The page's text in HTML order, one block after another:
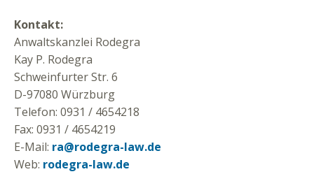
Kontakt:
Anwaltskanzlei Rodegra
Kay P. Rodegra
Schweinfurter Str. 6
D-97080 Würzburg
Telefon: 0931 / 4654218
Fax: 0931 / 4654219
E-Mail: ra@rodegra-law.de
Web: rodegra-law.de